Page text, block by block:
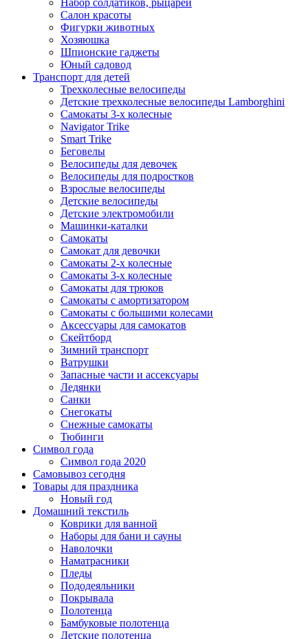
Набор солдатиков, рыцарей
Салон красоты
Фигурки животных
Хозяюшка
Шпионские гаджеты
Юный садовод
Транспорт для детей
Трехколесные велосипеды
Детские трехколесные велосипеды Lamborghini
Самокаты 3-х колесные
Navigator Trike
Smart Trike
Беговелы
Велосипеды для девочек
Велосипеды для подростков
Взрослые велосипеды
Детские велосипеды
Детские электромобили
Машинки-каталки
Самокаты
Самокат для девочки
Самокаты 2-х колесные
Самокаты 3-х колесные
Самокаты для трюков
Самокаты с амортизатором
Самокаты с большими колесами
Аксессуары для самокатов
Скейтборд
Зимний транспорт
Ватрушки
Запасные части и ассексуары
Ледянки
Санки
Снегокаты
Снежные самокаты
Тюбинги
Символ года
Символ года 2020
Самовывоз сегодня
Товары для праздника
Новый год
Домашний текстиль
Коврики для ванной
Наборы для бани и сауны
Наволочки
Наматрасники
Пледы
Пододеяльники
Покрывала
Полотенца
Бамбуковые полотенца
Детские полотенца